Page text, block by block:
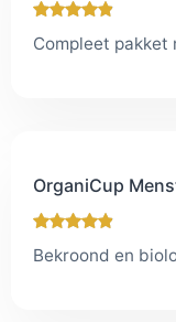
Compleet pakket
OrganiCup
Bekroond en